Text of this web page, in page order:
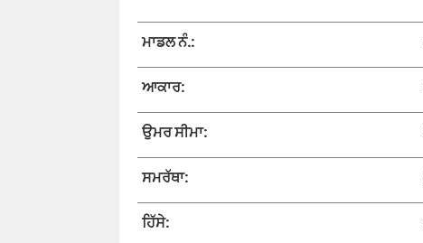
ਮਾਡਲ ਨੰ.:
ਆਕਾਰ:
ਉਮਰ ਸੀਮਾ:
ਸਮਰੱਥਾ:
ਹਿੱਸੇ: